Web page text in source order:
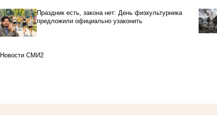
Праздник есть, закона нет: День физкультурника
предложили официально узаконить
Новости СМИ2